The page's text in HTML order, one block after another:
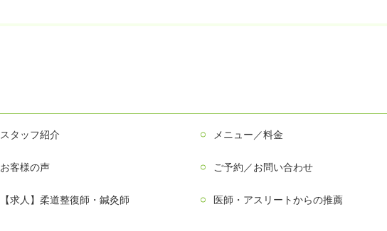
スタッフ紹介 メニュー／料金
お客様の声 ご予約／お問い合わせ
【求人】柔道整復師・鍼灸師 医師・アスリートからの推薦